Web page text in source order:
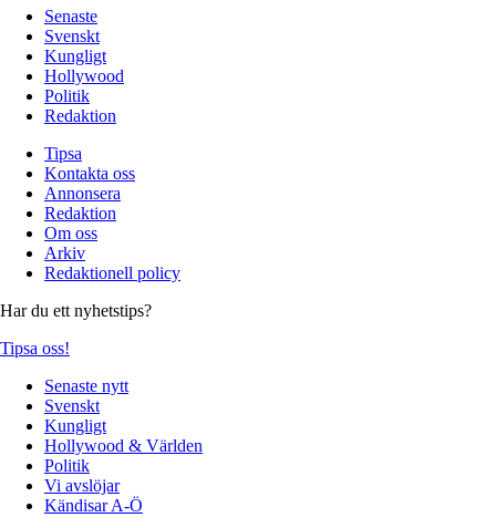
Senaste
Svenskt
Kungligt
Hollywood
Politik
Redaktion
Tipsa
Kontakta oss
Annonsera
Redaktion
Om oss
Arkiv
Redaktionell policy
Har du ett nyhetstips?
Tipsa oss!
Senaste nytt
Svenskt
Kungligt
Hollywood & Världen
Politik
Vi avslöjar
Kändisar A-Ö